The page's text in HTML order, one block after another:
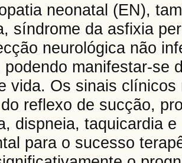
neonatal (EN),
síndrome da asfixia
neurológica não
podendo manifestar-se
vida. Os sinais
reflexo de sucção,
dispneia, taquicardia
para o sucesso